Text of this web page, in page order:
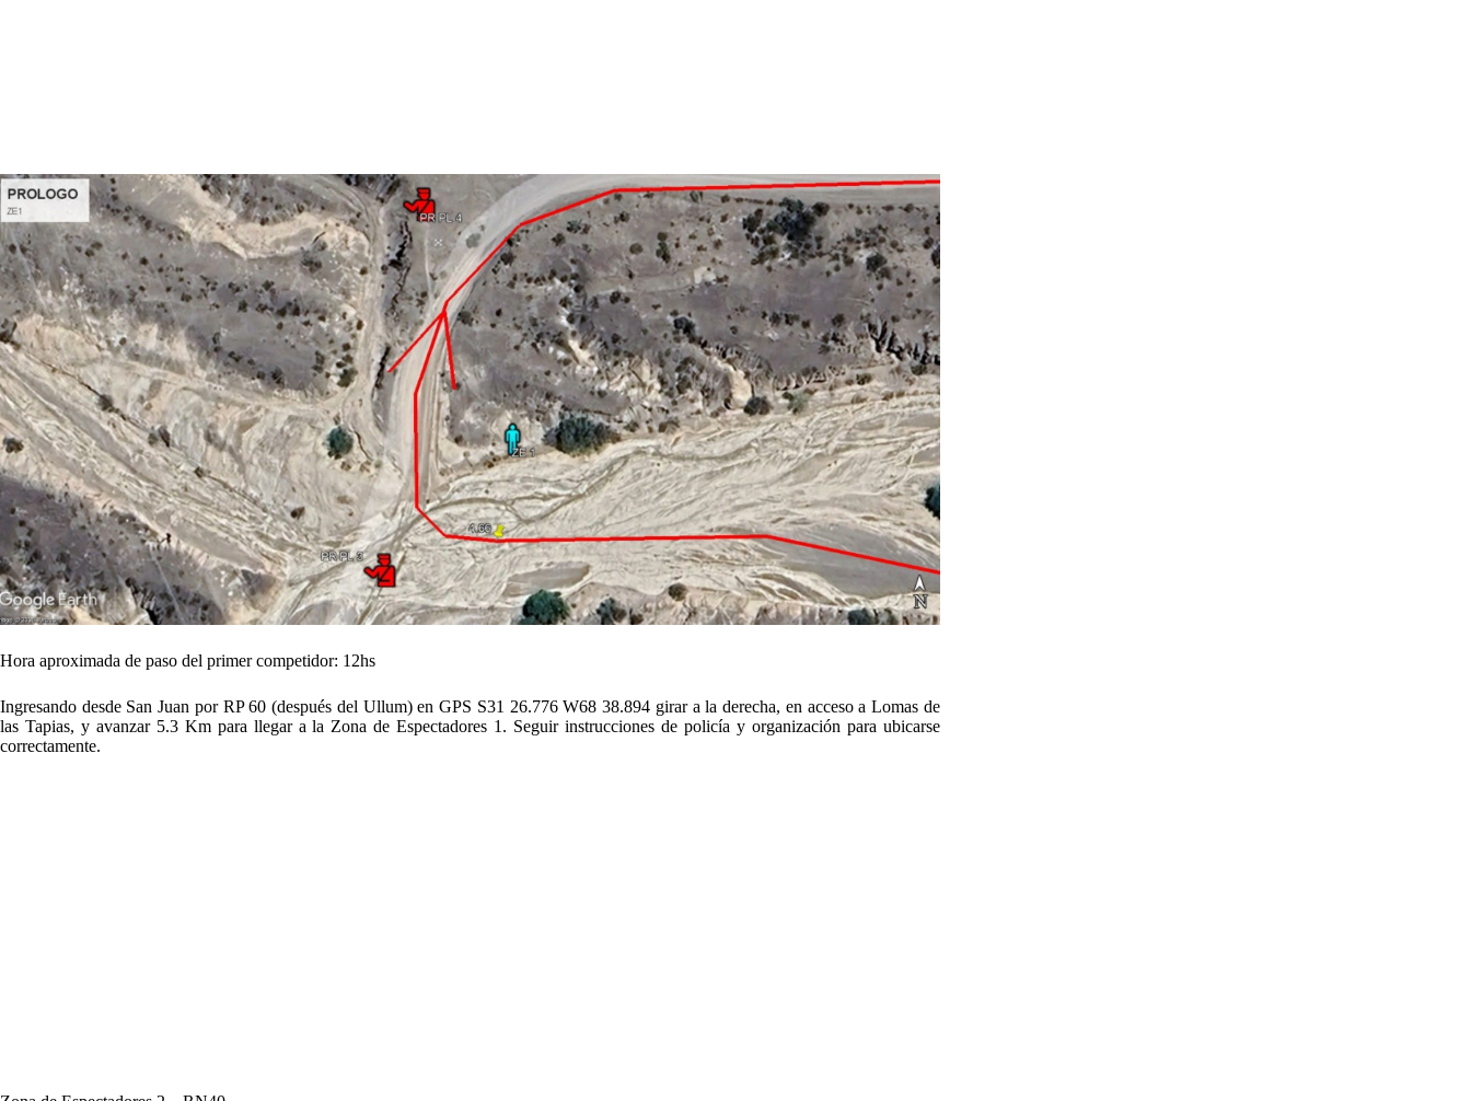
Hora aproximada de paso del primer competidor: 12hs
Ingresando desde San Juan por RP 60 (después del Ullum) en GPS S31 26.776 W68 38.894 girar a la derecha, en acceso a Lomas de
las Tapias, y avanzar 5.3 Km para llegar a la Zona de Espectadores 1. Seguir instrucciones de policía y organización para ubicarse
correctamente.